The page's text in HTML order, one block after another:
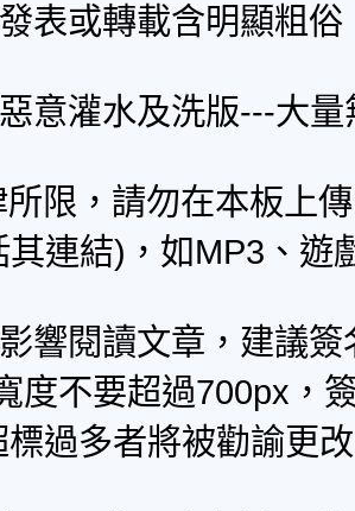
表或轉載含明顯粗
意灌水及洗版---大
所限，請勿在本板上
其連結)，如MP3、遊
響閱讀文章，建議
度不要超過700px，
標過多者將被勸諭更